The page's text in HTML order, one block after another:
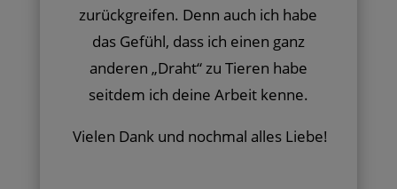
zurückgreifen. Denn auch ich habe
das Gefühl, dass ich einen ganz
anderen „Draht“ zu Tieren habe
seitdem ich deine Arbeit kenne.
Vielen Dank und nochmal alles Liebe!